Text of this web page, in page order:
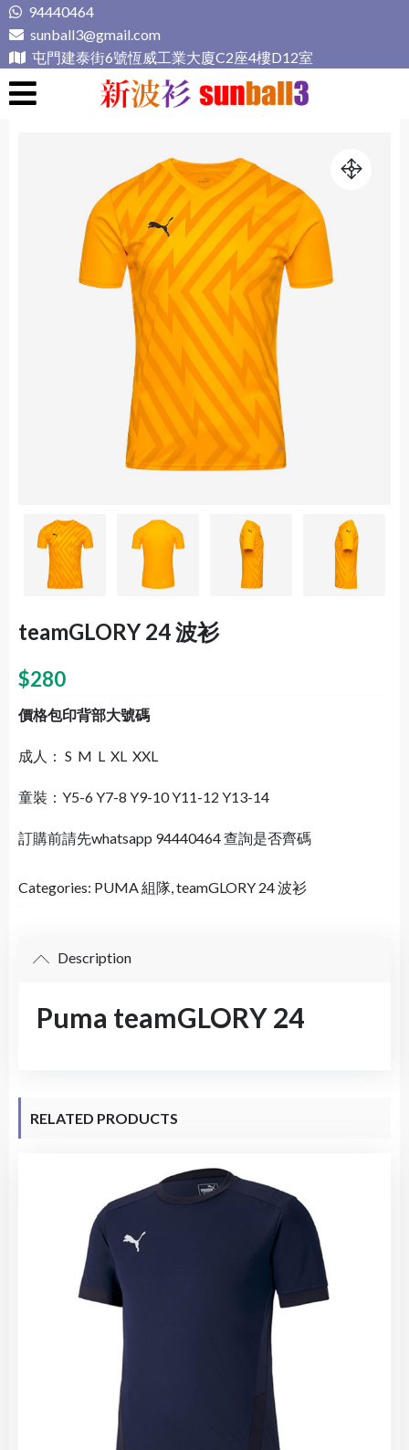
Skip
to
content
94440464
sunball3@gmail.com
屯門建泰街6號恆威工業大廈C2座4樓D12室
teamGLORY 24 波衫
$280
價格包印背部大號碼
成人： S M L XL XXL
童裝：Y5-6 Y7-8 Y9-10 Y11-12 Y13-14
訂購前請先whatsapp 94440464 查詢是否齊碼
Categories: PUMA 組隊,teamGLORY 24 波衫
Description
Puma teamGLORY 24
RELATED PRODUCTS